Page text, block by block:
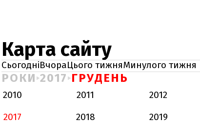
Карта сайту
СьогодніВчораЦього тижняМинулого тижня
РОКИ 2017 ГРУДЕНЬ
2010 2011 2012
2017
2018 2019